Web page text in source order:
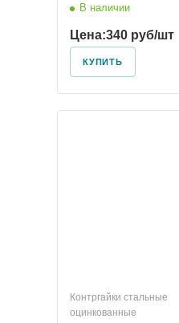
В наличии
Цена:340 руб/шт
КУПИТЬ
Контргайки стальные
оцинкованные